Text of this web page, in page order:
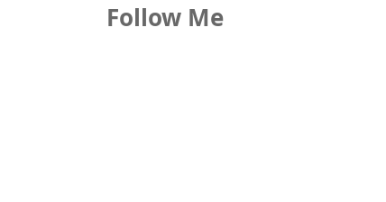
Follow Me